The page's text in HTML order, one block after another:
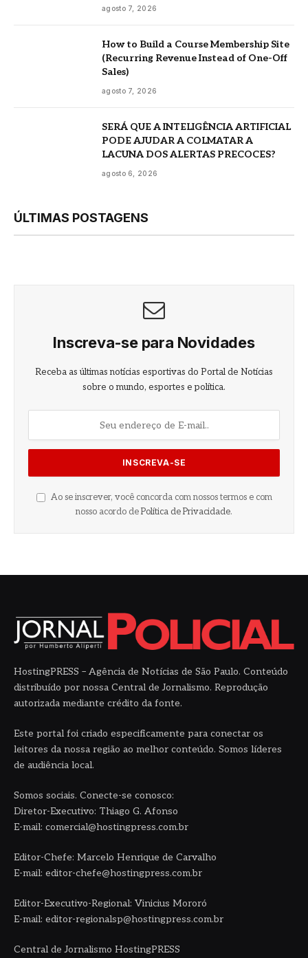
agosto 7, 2026
How to Build a Course Membership Site
(Recurring Revenue Instead of One-Off
Sales)
agosto 7, 2026
SERÁ QUE A INTELIGÊNCIA ARTIFICIAL
PODE AJUDAR A COLMATAR A
LACUNA DOS ALERTAS PRECOCES?
agosto 6, 2026
ÚLTIMAS POSTAGENS
Inscreva-se para Novidades
Receba as últimas notícias esportivas do Portal de Notícias
sobre o mundo, esportes e política.
Ao se inscrever, você concorda com nossos termos e com
nosso acordo de Política de Privacidade.
HostingPRESS – Agência de Notícias de São Paulo. Conteúdo
distribuído por nossa Central de Jornalismo. Reprodução
autorizada mediante crédito da fonte.
Este portal foi criado especificamente para conectar os
leitores da nossa região ao melhor conteúdo. Somos líderes
de audiência local.
Somos sociais. Conecte-se conosco:
Diretor-Executivo: Thiago G. Afonso
E-mail: comercial@hostingpress.com.br
Editor-Chefe: Marcelo Henrique de Carvalho
E-mail: editor-chefe@hostingpress.com.br
Editor-Executivo-Regional: Vinicius Mororó
E-mail: editor-regionalsp@hostingpress.com.br
Central de Jornalismo HostingPRESS